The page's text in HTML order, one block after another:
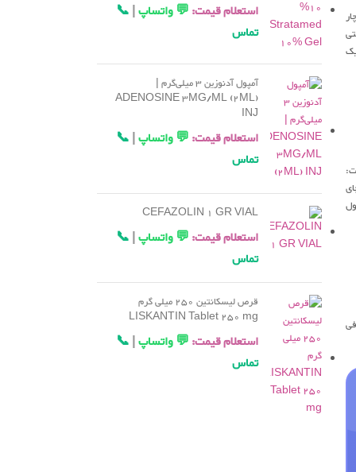
استعلام قیمت:💬 واتساپ|
📞
تماس
آمپول آدنوزین 3 میلی‌گرم |
ADENOSINE 3MG/ML (2ML)
INJ
استعلام قیمت:💬 واتساپ|
📞
تماس
CEFAZOLIN 1 GR VIAL
استعلام قیمت:💬 واتساپ|
📞
تماس
قرص لیسکانتین 250 میلی گرم
LISKANTIN Tablet 250 mg
استعلام قیمت:💬 واتساپ|
📞
تماس